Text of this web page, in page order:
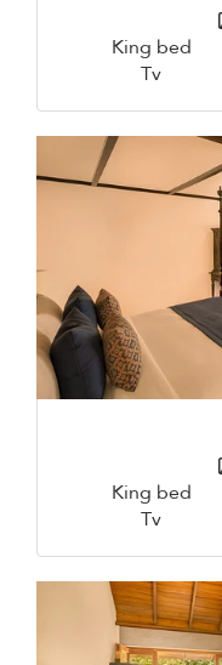
King bed
Tv
King bed
Tv